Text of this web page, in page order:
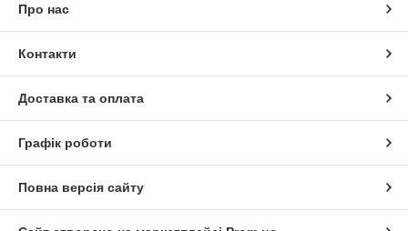
Про нас
Контакти
Доставка та оплата
Графік роботи
Повна версія сайту